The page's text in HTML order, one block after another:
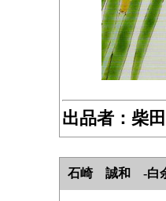
出品者：柴
石崎 誠和 -白